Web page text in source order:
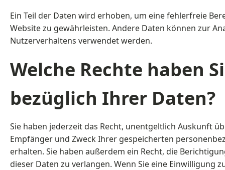
Ein Teil der Daten wird erhoben, um eine fehlerfreie
Website zu gewährleisten. Andere Daten können zur
Nutzerverhaltens verwendet werden.
Welche Rechte haben
bezüglich Ihrer Daten?
Sie haben jederzeit das Recht, unentgeltlich Auskunft
Empfänger und Zweck Ihrer gespeicherten
erhalten. Sie haben außerdem ein Recht, die
dieser Daten zu verlangen. Wenn Sie eine Einwilligung